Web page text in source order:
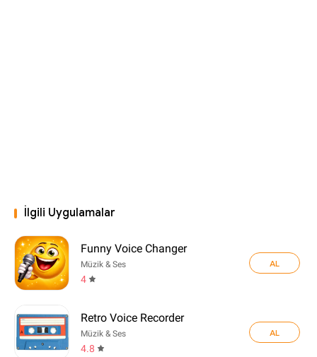
İlgili Uygulamalar
Funny Voice Changer
Müzik & Ses
4
AL
Retro Voice Recorder
Müzik & Ses
4.8
AL